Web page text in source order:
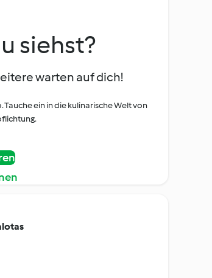
siehst?
warten auf dich!
ein in die kulinarische Welt von